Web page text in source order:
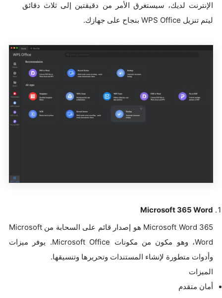
الإنترنت لديك، سيستغرق الأمر من دقيقتين إلى ثلاث دقائق
ليتم تنزيل WPS Office بنجاح على جهازك.
Microsoft 365 Word
Microsoft Word 365 هو إصدار قائم على السحابة من Microsoft
Word، وهو مكون من مكونات Microsoft Office. يوفر ميزات
وأدوات متطورة لإنشاء المستندات وتحريرها وتنسيقها.
الميزات
أمان متقدم